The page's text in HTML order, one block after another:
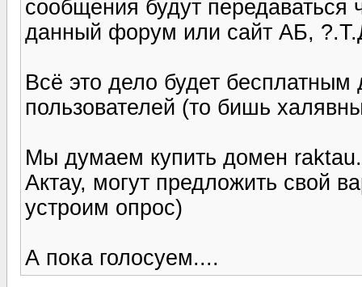
сообщения будут передаваться
данный форум или сайт АБ,
Всё это дело будет бесплатным
пользователей (то бишь
Мы думаем купить домен
Актау, могут предложить свой
устроим опрос)
А пока голосуем....